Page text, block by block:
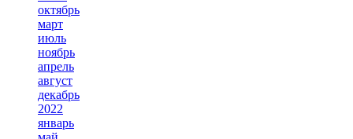
октябрь
март
июль
ноябрь
апрель
август
декабрь
2022
январь